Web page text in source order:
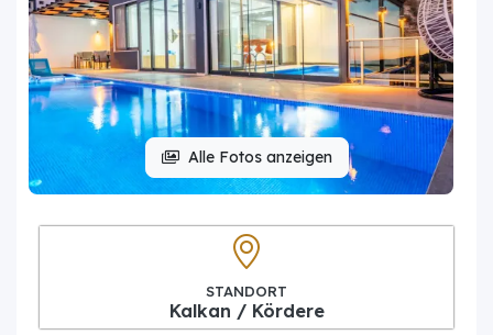
Alle Fotos anzeigen
STANDORT
Kalkan / Kördere